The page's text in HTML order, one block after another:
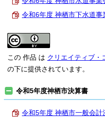
令和6年度 神栖市下水道
この 作品 は クリエイティブ・
の下に提供されています。
令和5年度神栖市決算書
令和5年度 神栖市一般会